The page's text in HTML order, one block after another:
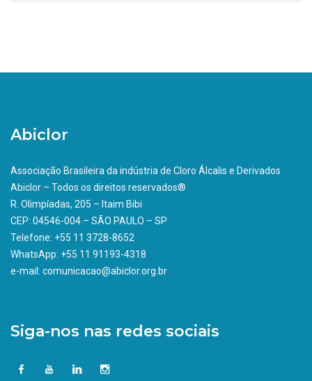
Abiclor
Associação Brasileira da indústria de Cloro Álcalis e Derivados
Abiclor – Todos os direitos reservados®
R. Olimpíadas, 205 – Itaim Bibi
CEP: 04546-004 – SÃO PAULO – SP
Telefone: +55 11 3728-8652
WhatsApp: +55 11 91193-4318
e-mail: comunicacao@abiclor.org.br
Siga-nos nas redes sociais